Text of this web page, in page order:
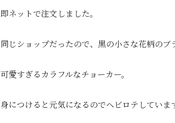
即ネットで注文しました。
同じショップだったので、黒の小さな花柄のブ
可愛すぎるカラフルなチョーカー。
身につけると元気になるのでヘビロテしていま